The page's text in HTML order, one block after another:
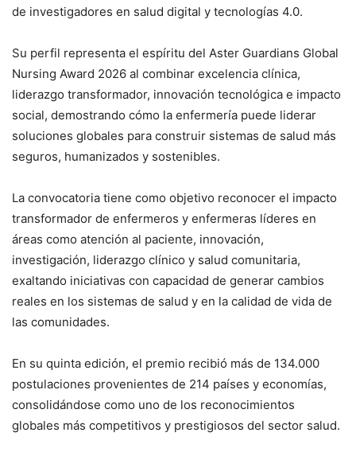
de investigadores en salud digital y tecnologías 4.0.
Su perfil representa el espíritu del Aster Guardians Global
Nursing Award 2026 al combinar excelencia clínica,
liderazgo transformador, innovación tecnológica e impacto
social, demostrando cómo la enfermería puede liderar
soluciones globales para construir sistemas de salud más
seguros, humanizados y sostenibles.
La convocatoria tiene como objetivo reconocer el impacto
transformador de enfermeros y enfermeras líderes en
áreas como atención al paciente, innovación,
investigación, liderazgo clínico y salud comunitaria,
exaltando iniciativas con capacidad de generar cambios
reales en los sistemas de salud y en la calidad de vida de
las comunidades.
En su quinta edición, el premio recibió más de 134.000
postulaciones provenientes de 214 países y economías,
consolidándose como uno de los reconocimientos
globales más competitivos y prestigiosos del sector salud.